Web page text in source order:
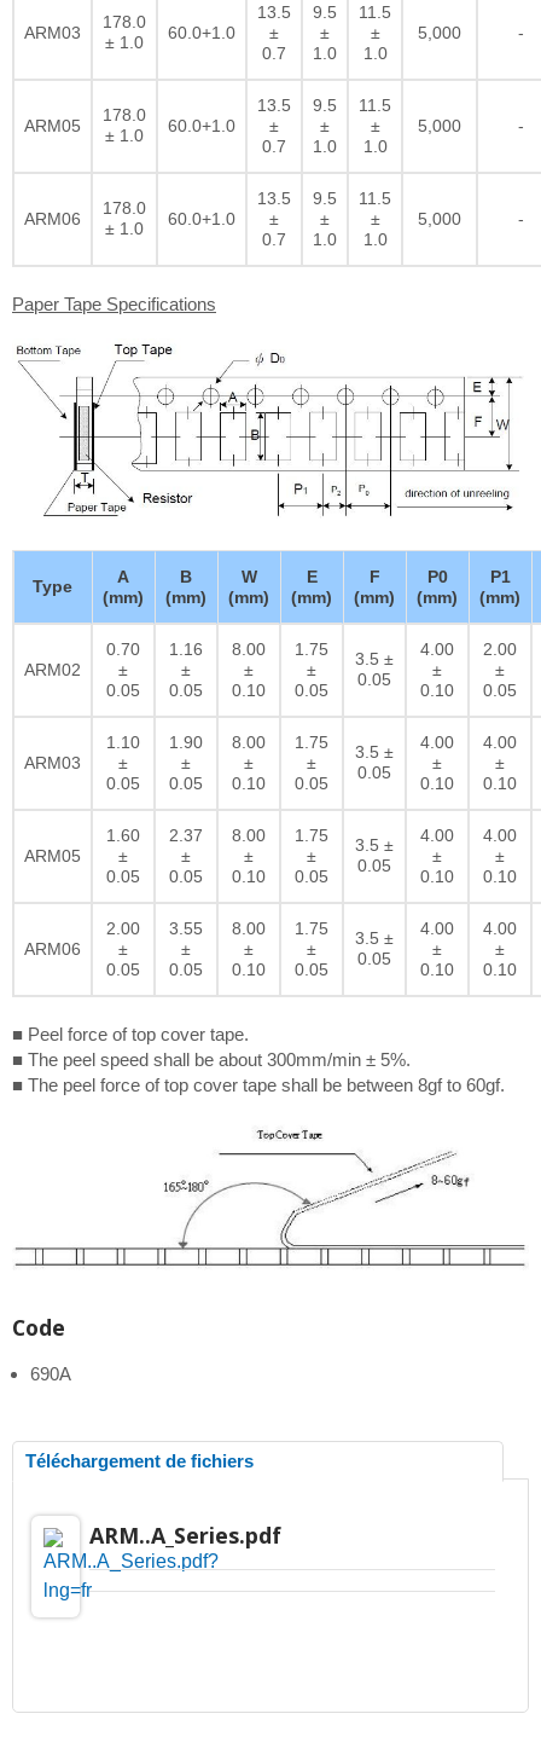
ARM03
178.0
± 1.0
60.0+1.0
13.5
±
0.7
9.5
±
1.0
11.5
±
1.0
5,000 -
ARM05
178.0
± 1.0
60.0+1.0
13.5
±
0.7
9.5
±
1.0
11.5
±
1.0
5,000 -
ARM06
178.0
± 1.0
60.0+1.0
13.5
±
0.7
9.5
±
1.0
11.5
±
1.0
5,000 -
Paper Tape Specifications
Type
A
(mm)
B
(mm)
W
(mm)
E
(mm)
F
(mm)
P0
(mm)
P1
(mm)
ARM02
0.70
±
0.05
1.16
±
0.05
8.00
±
0.10
1.75
±
0.05
3.5 ±
0.05
4.00
±
0.10
2.00
±
0.05
ARM03
1.10
±
0.05
1.90
±
0.05
8.00
±
0.10
1.75
±
0.05
3.5 ±
0.05
4.00
±
0.10
4.00
±
0.10
ARM05
1.60
±
0.05
2.37
±
0.05
8.00
±
0.10
1.75
±
0.05
3.5 ±
0.05
4.00
±
0.10
4.00
±
0.10
ARM06
2.00
±
0.05
3.55
±
0.05
8.00
±
0.10
1.75
±
0.05
3.5 ±
0.05
4.00
±
0.10
4.00
±
0.10
■ Peel force of top cover tape.
■ The peel speed shall be about 300mm/min ± 5%.
■ The peel force of top cover tape shall be between 8gf to 60gf.
Code
690A
Téléchargement de fichiers
ARM..A_Series.pdf